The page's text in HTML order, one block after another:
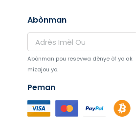
Abònman
Abònman pou resevwa dènye òf yo ak
mizajou yo.
Peman